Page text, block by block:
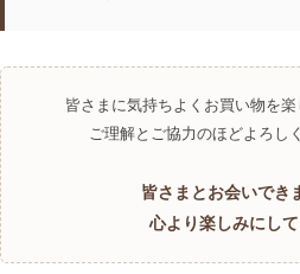
皆さまに気持ちよくお買い物を楽
ご理解とご協力のほどよろし
皆さまとお会いでき
心より楽しみにして